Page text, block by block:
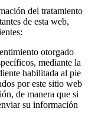
del tratamiento
de esta web,
otorgado
mediante la
habilitada al pie
por este sitio web
de manera que si
su información